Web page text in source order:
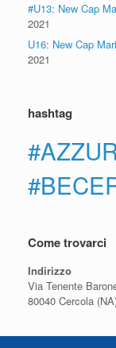
#U13: New Cap
2021
U16: New Cap
2021
hashtag
Come trovarci
Indirizzo
Via Tenente
80040 Cercola